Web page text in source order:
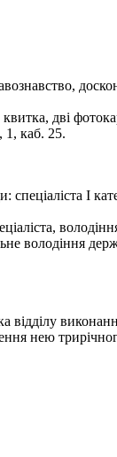
квитка, дві
1, каб. 25.
І
володіння
нею